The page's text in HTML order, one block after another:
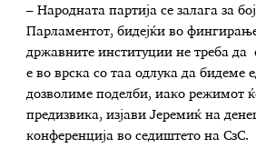
– Народната партија се залага за
Парламентот, бидејќи во
државните институции не треба да
е во врска со таа одлука да бидеме
дозволиме поделби, иако режимот
предизвика, изјави Јеремиќ на
конференција во седиштето на СзС.